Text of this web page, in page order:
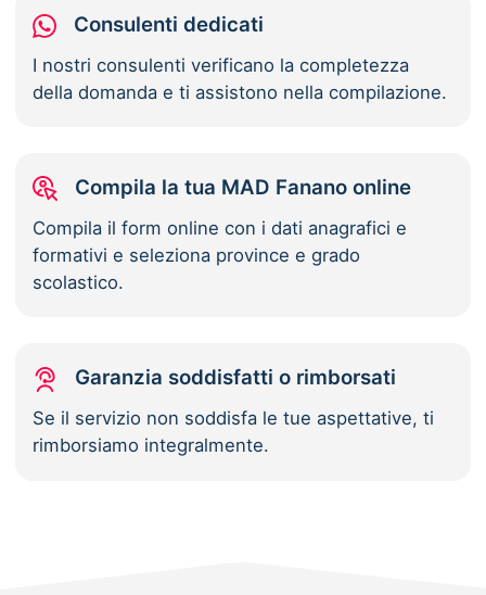
Consulenti dedicati
I nostri consulenti verificano la completezza
della domanda e ti assistono nella compilazione.
Compila la tua MAD Fanano online
Compila il form online con i dati anagrafici e
formativi e seleziona province e grado
scolastico.
Garanzia soddisfatti o rimborsati
Se il servizio non soddisfa le tue aspettative, ti
rimborsiamo integralmente.